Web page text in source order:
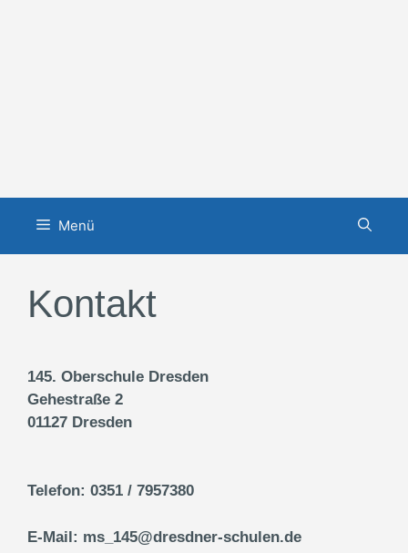
Menü
Kontakt
145. Oberschule Dresden
Gehestraße 2
01127 Dresden
Telefon: 0351 / 7957380
E-Mail: ms_145@dresdner-schulen.de